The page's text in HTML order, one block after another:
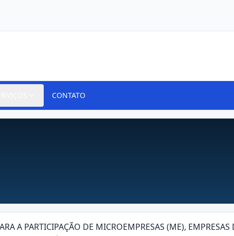
CONTATO
A PARTICIPAÇÃO DE MICROEMPRESAS (ME),